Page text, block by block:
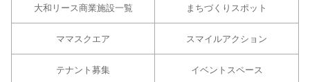
大和リース商業施設一覧 まちづくりスポット
ママスクエア スマイルアクション
テナント募集 イベントスペース